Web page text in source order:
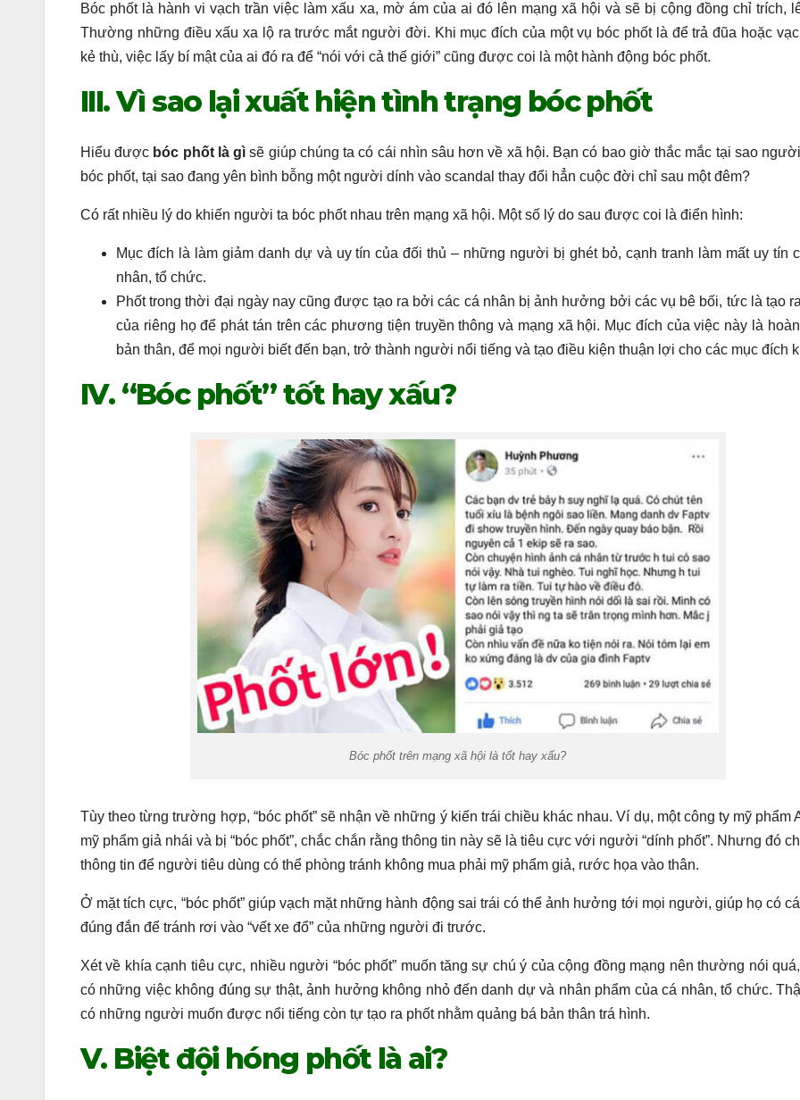
Bóc phốt là hành vi vạch trần việc làm xấu xa, mờ ám của ai đó lên mạng xã hội và sẽ bị cộng đồng chỉ trích,
Thường những điều xấu xa lộ ra trước mắt người đời. Khi mục đích của một vụ bóc phốt là để trả đũa hoặc
kẻ thù, việc lấy bí mật của ai đó ra để “nói với cả thế giới” cũng được coi là một hành động bóc phốt.
III. Vì sao lại xuất hiện tình trạng bóc phốt
Hiểu được bóc phốt là gì sẽ giúp chúng ta có cái nhìn sâu hơn về xã hội. Bạn có bao giờ thắc mắc tại sao
bóc phốt, tại sao đang yên bình bỗng một người dính vào scandal thay đổi hẳn cuộc đời chỉ sau một đêm?
Có rất nhiều lý do khiến người ta bóc phốt nhau trên mạng xã hội. Một số lý do sau được coi là điển hình:
Mục đích là làm giảm danh dự và uy tín của đối thủ – những người bị ghét bỏ, cạnh tranh làm mất uy tín
nhân, tổ chức.
Phốt trong thời đại ngày nay cũng được tạo ra bởi các cá nhân bị ảnh hưởng bởi các vụ bê bối, tức là tạo
của riêng họ để phát tán trên các phương tiện truyền thông và mạng xã hội. Mục đích của việc này là
bản thân, để mọi người biết đến bạn, trở thành người nổi tiếng và tạo điều kiện thuận lợi cho các mục đích
IV. “Bóc phốt” tốt hay xấu?
Bóc phốt trên mạng xã hội là tốt hay xấu?
Tùy theo từng trường hợp, “bóc phốt” sẽ nhận về những ý kiến trái chiều khác nhau. Ví dụ, một công ty mỹ phẩm
mỹ phẩm giả nhái và bị “bóc phốt”, chắc chắn rằng thông tin này sẽ là tiêu cực với người “dính phốt”. Nhưng đó
thông tin để người tiêu dùng có thể phòng tránh không mua phải mỹ phẩm giả, rước họa vào thân.
Ở mặt tích cực, “bóc phốt” giúp vạch mặt những hành động sai trái có thể ảnh hưởng tới mọi người, giúp họ có
đúng đắn để tránh rơi vào “vết xe đổ” của những người đi trước.
Xét về khía cạnh tiêu cực, nhiều người “bóc phốt” muốn tăng sự chú ý của cộng đồng mạng nên thường nói
có những việc không đúng sự thật, ảnh hưởng không nhỏ đến danh dự và nhân phẩm của cá nhân, tổ chức.
có những người muốn được nổi tiếng còn tự tạo ra phốt nhằm quảng bá bản thân trá hình.
V. Biệt đội hóng phốt là ai?